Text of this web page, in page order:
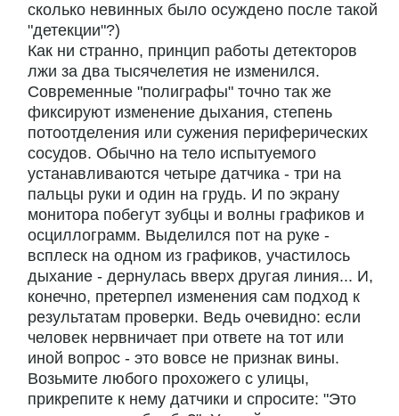
сколько невинных было осуждено после такой
"детекции"?)
Как ни странно, принцип работы детекторов
лжи за два тысячелетия не изменился.
Современные "полиграфы" точно так же
фиксируют изменение дыхания, степень
потоотделения или сужения периферических
сосудов. Обычно на тело испытуемого
устанавливаются четыре датчика - три на
пальцы руки и один на грудь. И по экрану
монитора побегут зубцы и волны графиков и
осциллограмм. Выделился пот на руке -
всплеск на одном из графиков, участилось
дыхание - дернулась вверх другая линия... И,
конечно, претерпел изменения сам подход к
результатам проверки. Ведь очевидно: если
человек нервничает при ответе на тот или
иной вопрос - это вовсе не признак вины.
Возьмите любого прохожего с улицы,
прикрепите к нему датчики и спросите: "Это